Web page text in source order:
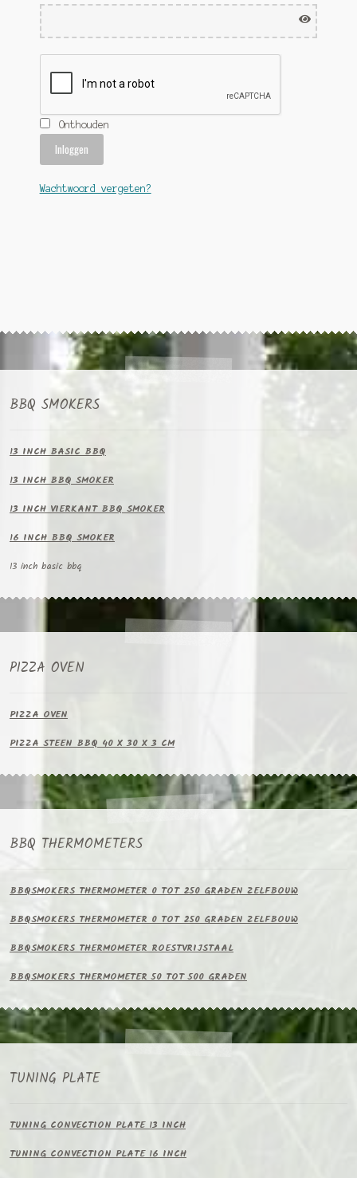
Linkpartners
Mijn account
Pulled Pork BBQ
Referenties BBQ Smoker
Rookoven Recepten
Onthouden
Inloggen
Wachtwoord vergeten?
BBQ SMOKERS
13 INCH BASIC BBQ
13 INCH BBQ SMOKER
13 INCH VIERKANT BBQ SMOKER
16 INCH BBQ SMOKER
13 inch basic bbq
PIZZA OVEN
PIZZA OVEN
PIZZA STEEN BBQ 40 X 30 X 3 CM
BBQ THERMOMETERS
BBQSMOKERS THERMOMETER 0 TOT 250 GRADEN ZELFBOUW
BBQSMOKERS THERMOMETER 0 TOT 250 GRADEN ZELFBOUW
BBQSMOKERS THERMOMETER ROESTVRIJSTAAL
BBQSMOKERS THERMOMETER 50 TOT 500 GRADEN
TUNING PLATE
TUNING CONVECTION PLATE 13 INCH
TUNING CONVECTION PLATE 16 INCH